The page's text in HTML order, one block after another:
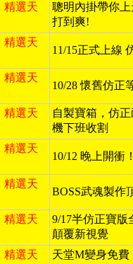
精選天
聰明內掛帶你
打到爽!
精選天
11/15正式上線
精選天
10/28 懷舊仿正
精選天
自製寶箱，仿
機下班收割
精選天
10/12 晚上開衝
精選天
BOSS武魂製作
精選天
9/17半仿正寶版
顛覆新視覺
精選天
天堂M變身免費